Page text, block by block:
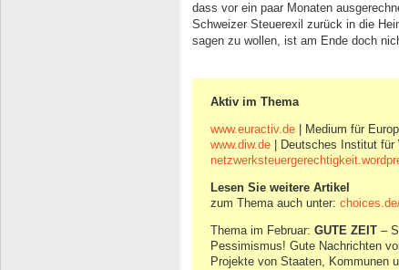
dass vor ein paar Monaten
Schweizer Steuerexil zurück in die
sagen zu wollen, ist am Ende doch
Aktiv im Thema
www.euractiv.de | Medium für
www.diw.de | Deutsches Institut
Lesen Sie weitere Artikel
zum Thema auch unter:
Thema im Februar: GUTE ZEIT –
Pessimismus! Gute Nachrichten
Projekte von Staaten, Kommunen